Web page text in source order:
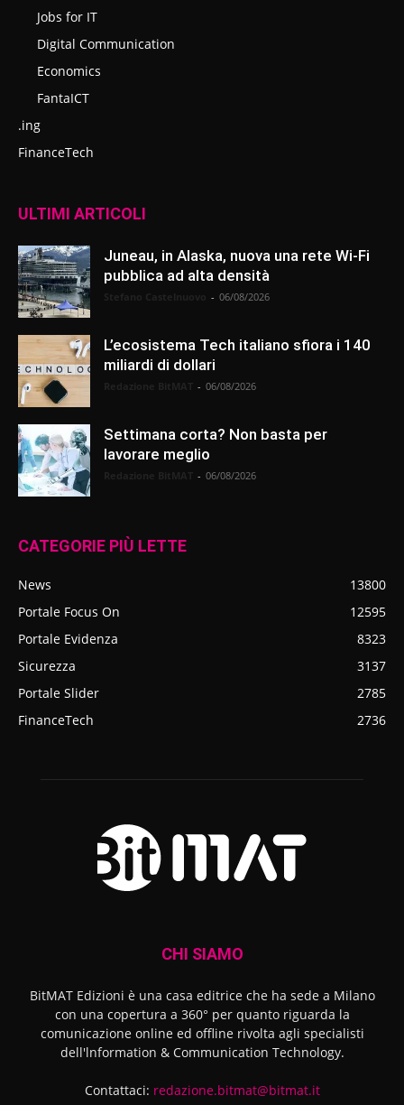
Jobs for IT
Digital Communication
Economics
FantaICT
.ing
FinanceTech
ULTIMI ARTICOLI
Juneau, in Alaska, nuova una rete Wi-Fi
pubblica ad alta densità
- 06/08/2026
L’ecosistema Tech italiano sfiora i 140
miliardi di dollari
- 06/08/2026
Settimana corta? Non basta per
lavorare meglio
- 06/08/2026
CATEGORIE PIÙ LETTE
News
13800
Portale Focus On
12595
Portale Evidenza
8323
Sicurezza
3137
Portale Slider
2785
FinanceTech
2736
CHI SIAMO
BitMAT Edizioni è una casa editrice che ha sede a Milano
con una copertura a 360° per quanto riguarda la
comunicazione online ed offline rivolta agli specialisti
dell'lnformation & Communication Technology.
Contattaci: redazione.bitmat@bitmat.it